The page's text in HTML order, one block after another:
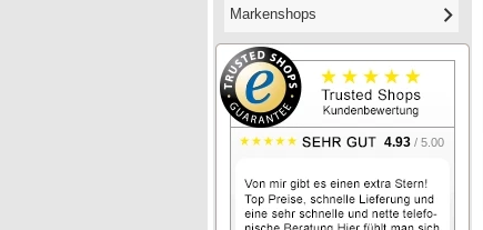
Markenshops
4.93 / 5.00